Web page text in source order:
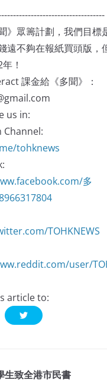
》眾籌計劃，我們目標
遠不夠在報紙買頭版，
！
課金給《多聞》：
us in:
Channel:
tohknews
多
TOHKNEWS
user/
article to:
生致全港市民書